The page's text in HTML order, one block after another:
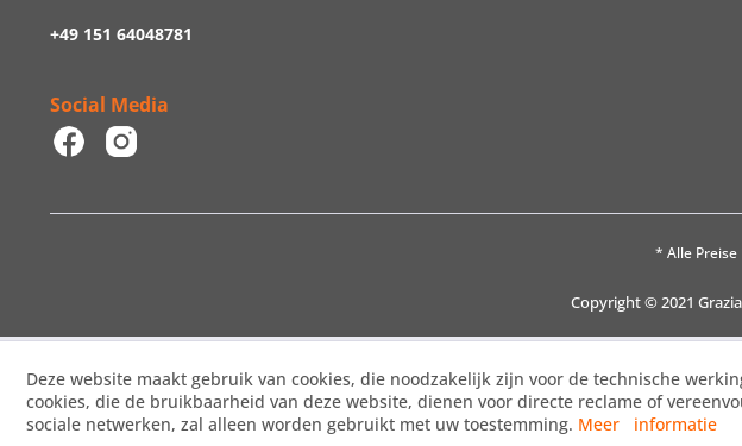
+49 151 64048781
Social Media
* Alle
Copyright © 2021
Deze website maakt gebruik van cookies, die noodzakelijk zijn voor de technische
cookies, die de bruikbaarheid van deze website, dienen voor directe reclame of
sociale netwerken, zal alleen worden gebruikt met uw toestemming. Meer informatie